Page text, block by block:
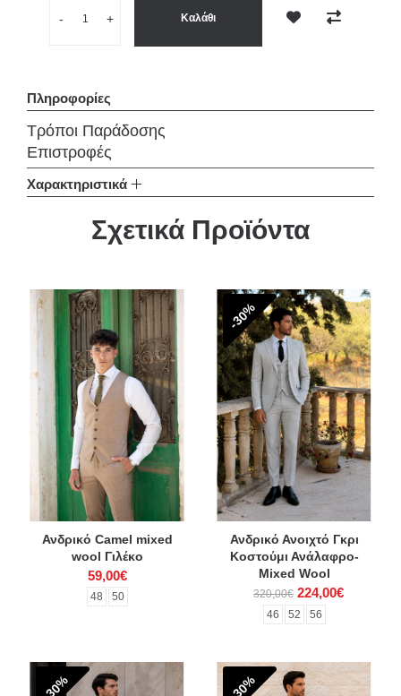
- + Καλάθι
Πληροφορίες
Τρόποι Παράδοσης
Επιστροφές
Χαρακτηριστικά
Σχετικά Προϊόντα
Ανδρικό Camel mixed
wool Γιλέκο
59,00€
48 50
-30%
Ανδρικό Ανοιχτό Γκρι
Κοστούμι Ανάλαφρο-
Mixed Wool
320,00€ 224,00€
46 52 56
-30% -30%